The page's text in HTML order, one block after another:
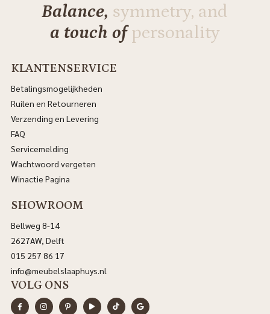
Balance, symmetry, and
a touch ofpersonality
KLANTENSERVICE
Betalingsmogelijkheden
Ruilen en Retourneren
Verzending en Levering
FAQ
Servicemelding
Wachtwoord vergeten
Winactie Pagina
SHOWROOM
Bellweg 8-14
2627AW, Delft
015 257 86 17
info@meubelslaaphuys.nl
VOLG ONS